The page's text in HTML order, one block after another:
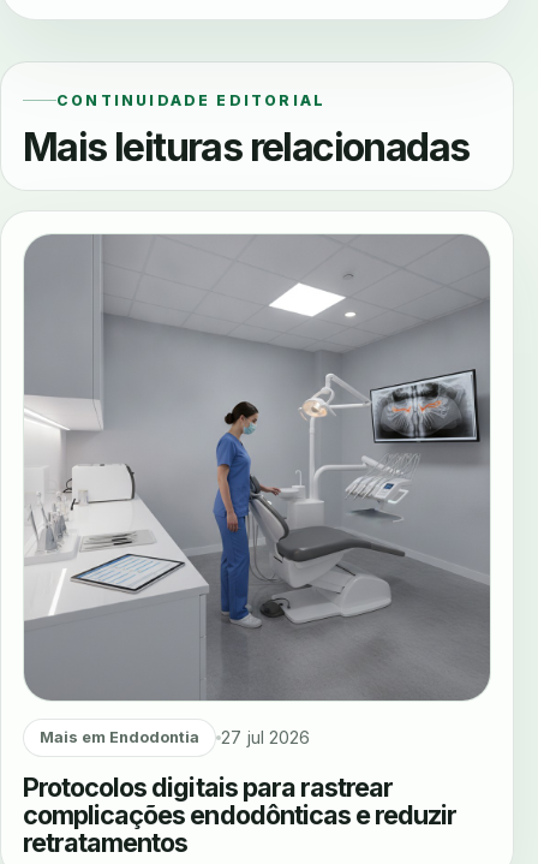
CONTINUIDADE EDITORIAL
Mais leituras relacionadas
Mais em Endodontia 27 jul 2026
Protocolos digitais para rastrear
complicações endodônticas e reduzir
retratamentos